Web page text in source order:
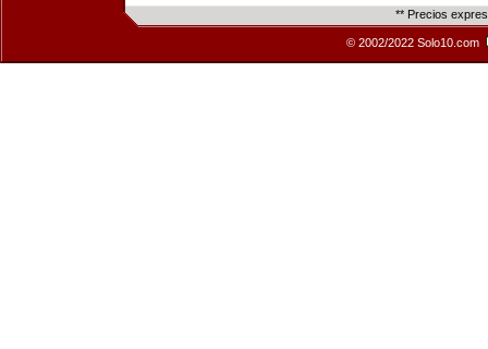
** Precios
© 2002/2022 Solo10.com